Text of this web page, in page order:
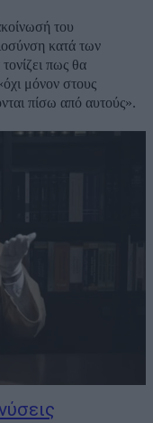
του
κατά των
πως θα
μόνον στους
πίσω από αυτούς».